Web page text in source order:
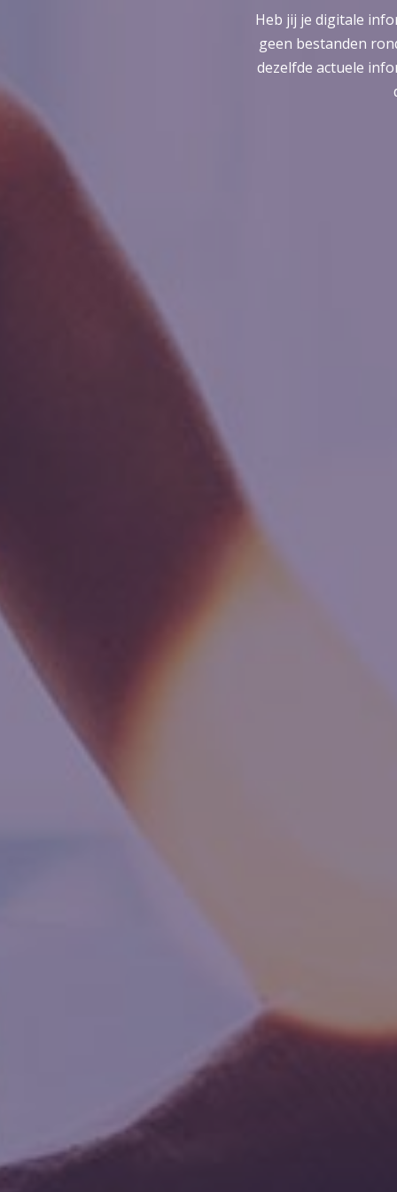
Heb jij je digitale
geen bestanden
dezelfde actuele